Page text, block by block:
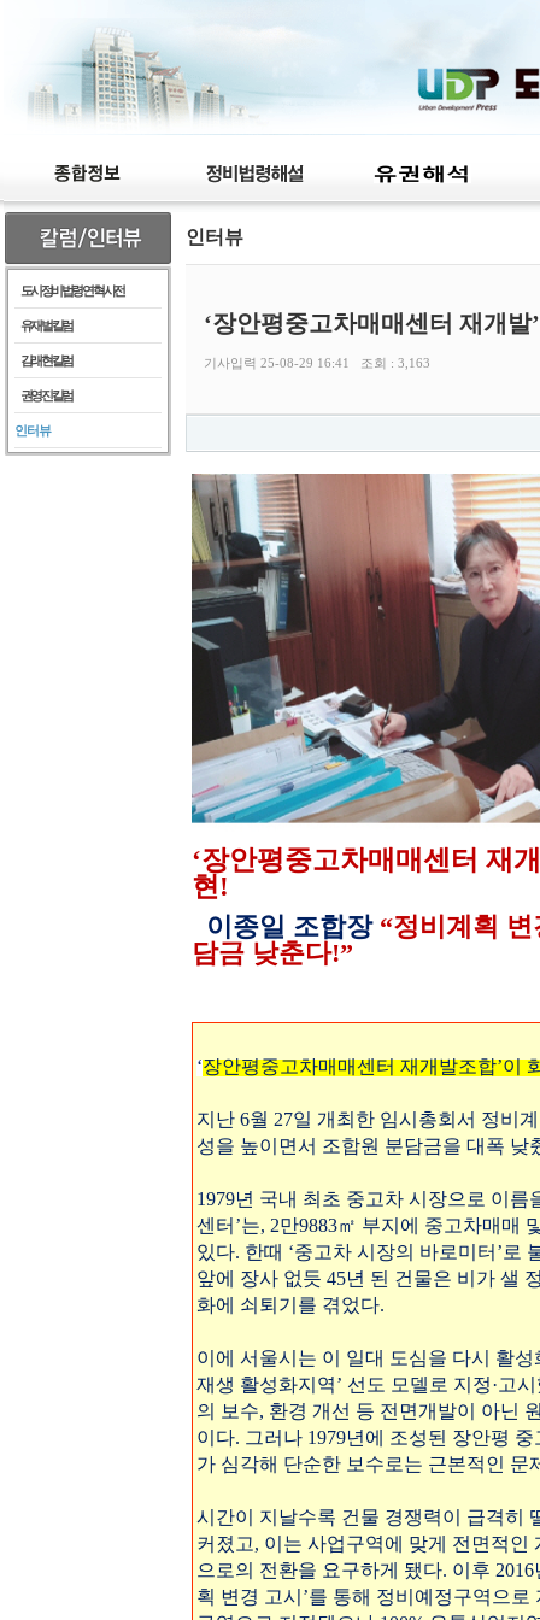
도시정비법령 연혁 사전
유재벌 칼럼
김래현 칼럼
권영진 칼럼
인터뷰
인터뷰
‘장안평중고차매매센터 재개
기사입력 25-08-29 16:41 조회 : 3,163
‘장안평중고차매매센터 재
현!
이종일 조합장 “정비계획 변
담금 낮춘다!”
‘장안평중고차매매센터 재개발조합’이
지난 6월 27일 개최한 임시총회서 정비
성을 높이면서 조합원 분담금을 대폭
1979년 국내 최초 중고차 시장으로 이
센터’는, 2만9883㎡ 부지에 중고차매매
있다. 한때 ‘중고차 시장의 바로미터’로
앞에 장사 없듯 45년 된 건물은 비가 샐
화에 쇠퇴기를 겪었다.
이에 서울시는 이 일대 도심을 다시 활성
재생 활성화지역’ 선도 모델로 지정·고
의 보수, 환경 개선 등 전면개발이 아닌
이다. 그러나 1979년에 조성된 장안평
가 심각해 단순한 보수로는 근본적인 문
시간이 지날수록 건물 경쟁력이 급격히
커졌고, 이는 사업구역에 맞게 전면적
으로의 전환을 요구하게 됐다. 이후
획 변경 고시’를 통해 정비예정구역으로